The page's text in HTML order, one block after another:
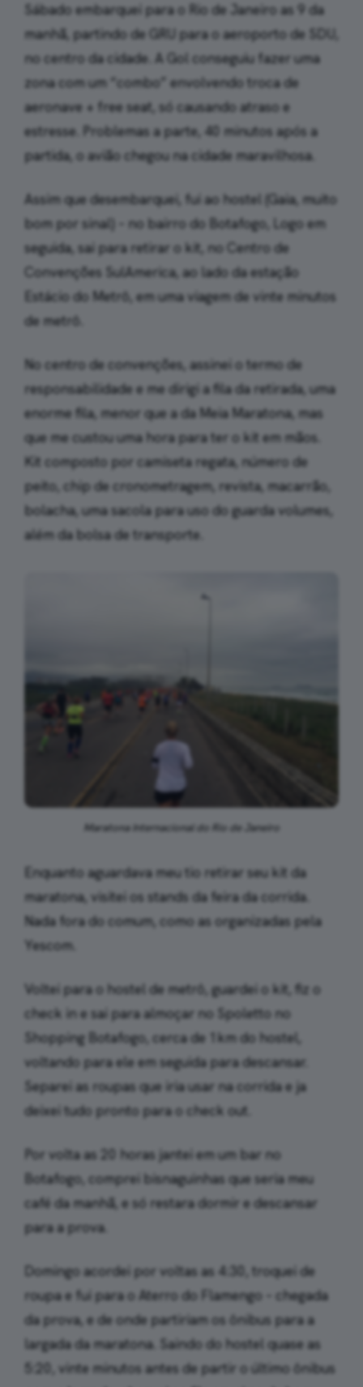
Sábado embarquei para o Rio de Janeiro as 9 da
manhã, partindo de GRU para o aeroporto de SDU,
no centro da cidade. A Gol conseguiu fazer uma
zona com um “combo” envolvendo troca de
aeronave + free seat, só causando atraso e
estresse. Problemas a parte, 40 minutos após a
partida, o avião chegou na cidade maravilhosa.
Assim que desembarquei, fui ao hostel (Gaia, muito
bom por sinal) – no bairro do Botafogo, Logo em
seguida, sai para retirar o kit, no Centro de
Convenções SulAmerica, ao lado da estação
Estácio do Metrô, em uma viagem de vinte minutos
de metrô.
No centro de convenções, assinei o termo de
responsabilidade e me dirigi a fila da retirada, uma
enorme fila, menor que a da Meia Maratona, mas
que me custou uma hora para ter o kit em mãos.
Kit composto por camiseta regata, número de
peito, chip de cronometragem, revista, macarrão,
bolacha, uma sacola para uso do guarda volumes,
além da bolsa de transporte.
Maratona Internacional do Rio de Janeiro
Enquanto aguardava meu tio retirar seu kit da
maratona, visitei os stands da feira da corrida.
Nada fora do comum, como as organizadas pela
Yescom.
Voltei para o hostel de metrô, guardei o kit, fiz o
check in e sai para almoçar no Spoletto no
Shopping Botafogo, cerca de 1km do hostel,
voltando para ele em seguida para descansar.
Separei as roupas que iria usar na corrida e ja
deixei tudo pronto para o check out.
Por volta as 20 horas jantei em um bar no
Botafogo, comprei bisnaguinhas que seria meu
café da manhã, e só restara dormir e descansar
para a prova.
Domingo acordei por voltas as 4:30, troquei de
roupa e fui para o Aterro do Flamengo – chegada
da prova, e de onde partiriam os ônibus para a
largada da maratona. Saindo do hostel quase as
5:20, vinte minutos antes de partir o último ônibus